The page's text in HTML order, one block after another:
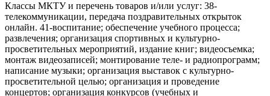
Классы МКТУ и перечень товаров и/или услуг: 38-
телекоммуникации, передача поздравительных открыток
онлайн. 41-воспитание; обеспечение учебного процесса;
развлечения; организация спортивных и культурно-
просветительных мероприятий, издание книг; видеосъемка;
монтаж видеозаписей; монтирование теле- и радиопрограмм;
написание музыки; организация выставок с культурно-
просветительной целью; организация и проведение
концертов; организация конкурсов (учебных и